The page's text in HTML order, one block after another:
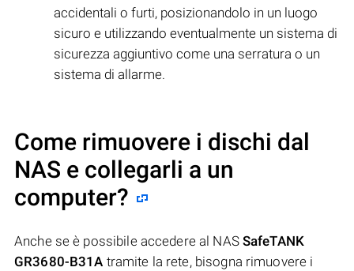
accidentali o furti, posizionandolo in un luogo
sicuro e utilizzando eventualmente un sistema di
sicurezza aggiuntivo come una serratura o un
sistema di allarme.
Come rimuovere i dischi dal
NAS e collegarli a un
computer?
Anche se è possibile accedere al NAS SafeTANK
GR3680-B31A tramite la rete, bisogna rimuovere i